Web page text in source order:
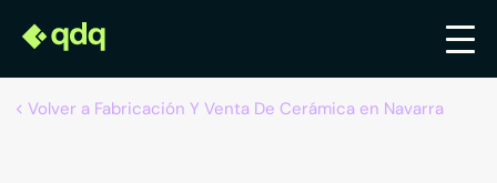
Volver a Fabricación Y Venta De Cerámica en Navarra